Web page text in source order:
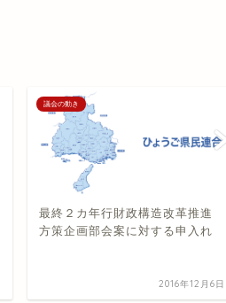
議会の動き
最終２カ年行財政構造改革推進
方策企画部会案に対する申入れ
2016年12月6日